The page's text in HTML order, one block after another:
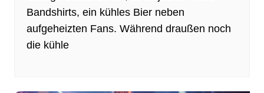
Bandshirts, ein kühles Bier neben
aufgeheizten Fans. Während draußen noch
die kühle